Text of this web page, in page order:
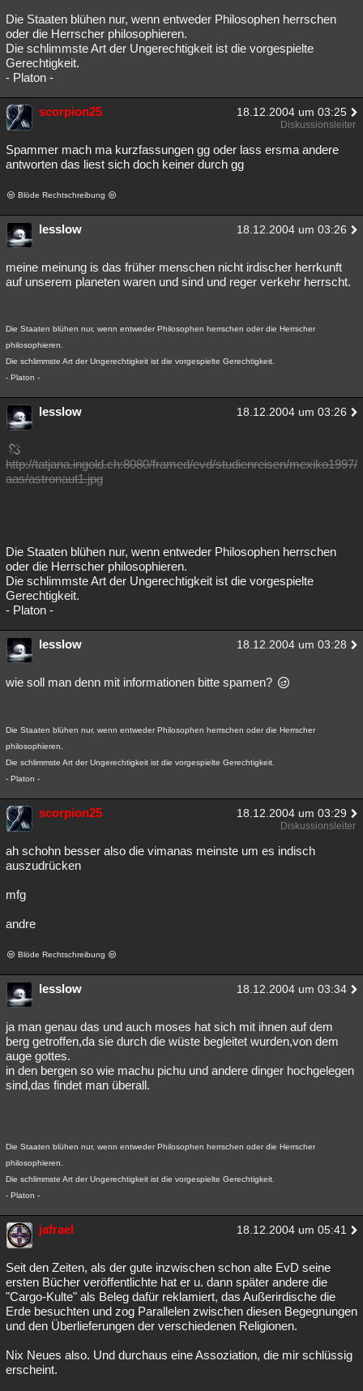
Die Staaten blühen nur, wenn entweder Philosophen herrschen
oder die Herrscher philosophieren.
Die schlimmste Art der Ungerechtigkeit ist die vorgespielte
Gerechtigkeit.
- Platon -
scorpion25 18.12.2004 um 03:25
Diskussionsleiter
Spammer mach ma kurzfassungen gg oder lass ersma andere
antworten das liest sich doch keiner durch gg
Blöde Rechtschreibung
lesslow 18.12.2004 um 03:26
meine meinung is das früher menschen nicht irdischer herrkunft
auf unserem planeten waren und sind und reger verkehr herrscht.
Die Staaten blühen nur, wenn entweder Philosophen herrschen oder die Herrscher
philosophieren.
Die schlimmste Art der Ungerechtigkeit ist die vorgespielte Gerechtigkeit.
- Platon -
lesslow 18.12.2004 um 03:26
http://tatjana.ingold.ch:8080/framed/evd/studienreisen/mexiko1997/
aas/astronaut1.jpg
Die Staaten blühen nur, wenn entweder Philosophen herrschen
oder die Herrscher philosophieren.
Die schlimmste Art der Ungerechtigkeit ist die vorgespielte
Gerechtigkeit.
- Platon -
lesslow 18.12.2004 um 03:28
wie soll man denn mit informationen bitte spamen?
Die Staaten blühen nur, wenn entweder Philosophen herrschen oder die Herrscher
philosophieren.
Die schlimmste Art der Ungerechtigkeit ist die vorgespielte Gerechtigkeit.
- Platon -
scorpion25 18.12.2004 um 03:29
Diskussionsleiter
ah schohn besser also die vimanas meinste um es indisch
auszudrücken
mfg
andre
Blöde Rechtschreibung
lesslow 18.12.2004 um 03:34
ja man genau das und auch moses hat sich mit ihnen auf dem
berg getroffen,da sie durch die wüste begleitet wurden,von dem
auge gottes.
in den bergen so wie machu pichu und andere dinger hochgelegen
sind,das findet man überall.
Die Staaten blühen nur, wenn entweder Philosophen herrschen oder die Herrscher
philosophieren.
Die schlimmste Art der Ungerechtigkeit ist die vorgespielte Gerechtigkeit.
- Platon -
jafrael 18.12.2004 um 05:41
Seit den Zeiten, als der gute inzwischen schon alte EvD seine
ersten Bücher veröffentlichte hat er u. dann später andere die
"Cargo-Kulte" als Beleg dafür reklamiert, das Außerirdische die
Erde besuchten und zog Parallelen zwischen diesen Begegnungen
und den Überlieferungen der verschiedenen Religionen.
Nix Neues also. Und durchaus eine Assoziation, die mir schlüssig
erscheint.